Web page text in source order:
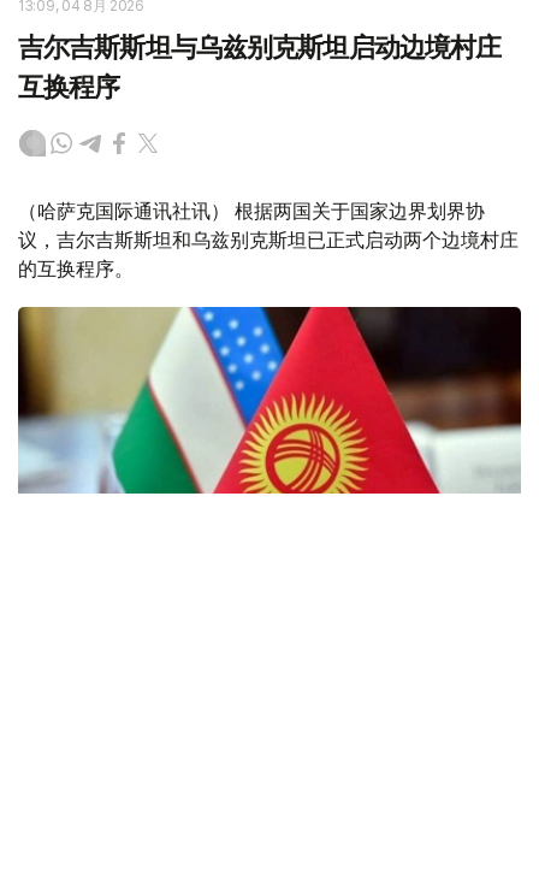
13:09, 04 8月 2026
吉尔吉斯斯坦与乌兹别克斯坦启动边境村庄
互换程序
（哈萨克国际通讯社讯） 根据两国关于国家边界划界协
议，吉尔吉斯斯坦和乌兹别克斯坦已正式启动两个边境村庄
的互换程序。